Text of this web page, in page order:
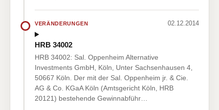
VERÄNDERUNGEN 02.12.2014
HRB 34002
HRB 34002: Sal. Oppenheim Alternative
Investments GmbH, Köln, Unter Sachsenhausen 4,
50667 Köln. Der mit der Sal. Oppenheim jr. & Cie.
AG & Co. KGaA Köln (Amtsgericht Köln, HRB
20121) bestehende Gewinnabführ…